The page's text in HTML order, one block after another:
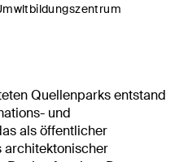
Quellenparks entstand
und
als öffentlicher
architektonischer